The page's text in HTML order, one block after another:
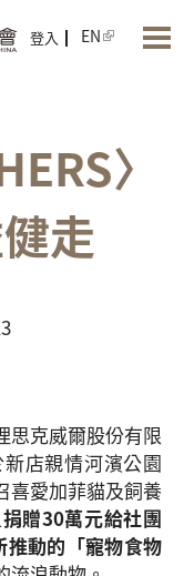
登入 EN
〉
走
思克威爾股份有限
店親情河濱公園
喜愛加菲貓及飼養
捐贈30萬元給社團
推動的「寵物食物